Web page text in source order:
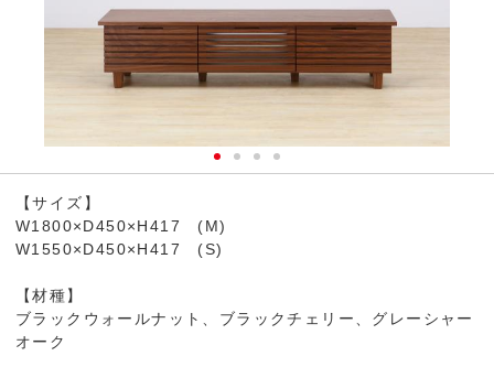
【サイズ】
W1800×D450×H417 (M)
W1550×D450×H417 (S)
【材種】
ブラックウォールナット、ブラックチェリー、グレーシャー
オーク